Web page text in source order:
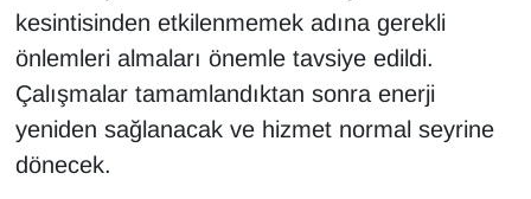
kesintisinden etkilenmemek adına gerekli
önlemleri almaları önemle tavsiye edildi.
Çalışmalar tamamlandıktan sonra enerji
yeniden sağlanacak ve hizmet normal seyrine
dönecek.